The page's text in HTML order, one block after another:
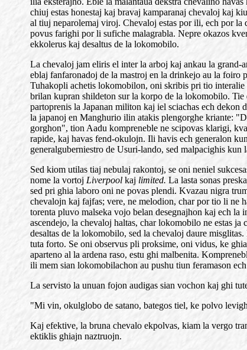
chiuj estas honestaj kaj bravaj kamparanaj chevaloj kaj
al tiuj neparolemaj viroj. Chevaloj estas por ili, ech por
povus farighi por li sufiche malagrabla. Nepre okazos
ekkolerus kaj desaltus de la lokomobilo.
La chevaloj jam eliris el inter la arboj kaj ankau la grand-
eblaj fanfaronadoj de la mastroj en la drinkejo au la
Tuhakopli achetis lokomobilon, oni skribis pri tio
brilan kupran shildeton sur la korpo de la lokomobilo.
partoprenis la Japanan militon kaj iel sciachas ech
la japanoj en Manghurio ilin atakis plengorghe kriante:
gorghon", tion Aadu kompreneble ne scipovas klarigi,
rapide, kaj havas fend-okulojn. Ili havis ech generalon
generalguberniestro de Usuri-lando, sed malpacighis
Sed kiom utilas tiaj nebulaj rakontoj, se oni neniel
nome la vortoj Liverpool kaj limited. La lasta sonas
sed pri ghia laboro oni ne povas plendi. Kvazau nigra
chevalojn kaj fajfas; vere, ne melodion, char por tio li ne
torenta pluvo malseka vojo belan desegnajhon kaj ech
ascendejo, la chevaloj haltas, char lokomobilo ne estas
desaltas de la lokomobilo, sed la chevaloj daure
tuta forto. Se oni observus pli proksime, oni vidus, ke
aparteno al la ardena raso, estu ghi malbenita.
ili mem sian lokomobilachon au pushu tiun feramason
La servisto la unuan fojon audigas sian vochon kaj ghi
"Mi vin, okulglobo de satano, bategos tiel, ke polvo
Kaj efektive, la bruna chevalo ekpolvas, kiam la vergo
ektiklis ghiajn naztruojn.